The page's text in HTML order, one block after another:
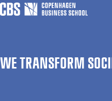
WE TRANSFORM